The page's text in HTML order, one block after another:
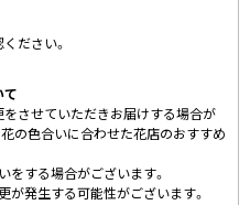
ださい。
をさせていただきお届けする場合が
の色合いに合わせた花店のおすすめ
をする場合がございます。
が発生する可能性がございます。